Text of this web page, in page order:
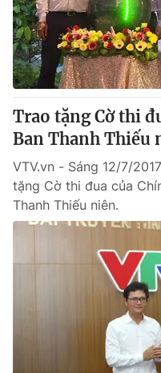
Trao tặng Cờ thi
Ban Thanh Thiếu
VTV.vn - Sáng 12/7/
tặng Cờ thi đua của
Thanh Thiếu niên.